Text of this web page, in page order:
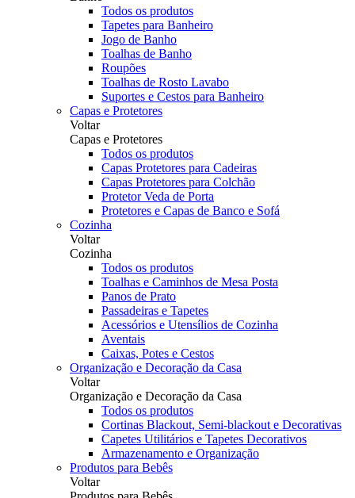
Todos os produtos
Tapetes para Banheiro
Jogo de Banho
Toalhas de Banho
Roupões
Toalhas de Rosto Lavabo
Suportes e Cestos para Banheiro
Capas e Protetores
Voltar
Capas e Protetores
Todos os produtos
Capas Protetores para Cadeiras
Capas Protetores para Colchão
Protetor Veda de Porta
Protetores e Capas de Banco e Sofá
Cozinha
Voltar
Cozinha
Todos os produtos
Toalhas e Caminhos de Mesa Posta
Panos de Prato
Passadeiras e Tapetes
Acessórios e Utensílios de Cozinha
Aventais
Caixas, Potes e Cestos
Organização e Decoração da Casa
Voltar
Organização e Decoração da Casa
Todos os produtos
Cortinas Blackout, Semi-blackout e Decorativas
Capetes Utilitários e Tapetes Decorativos
Armazenamento e Organização
Produtos para Bebês
Voltar